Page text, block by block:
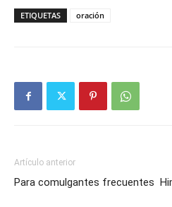
ETIQUETAS oración
Artículo anterior
Para comulgantes frecuentes